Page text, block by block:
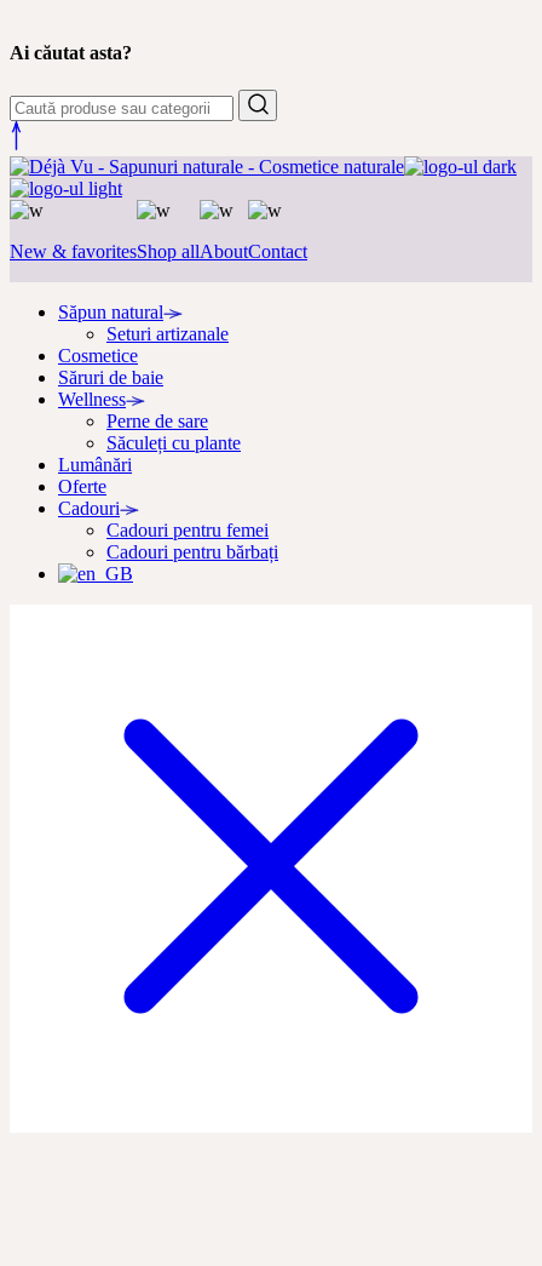
Ai căutat asta?
New & favoritesShop allAboutContact
Săpun natural
Seturi artizanale
Cosmetice
Săruri de baie
Wellness
Perne de sare
Săculeți cu plante
Lumânări
Oferte
Cadouri
Cadouri pentru femei
Cadouri pentru bărbați